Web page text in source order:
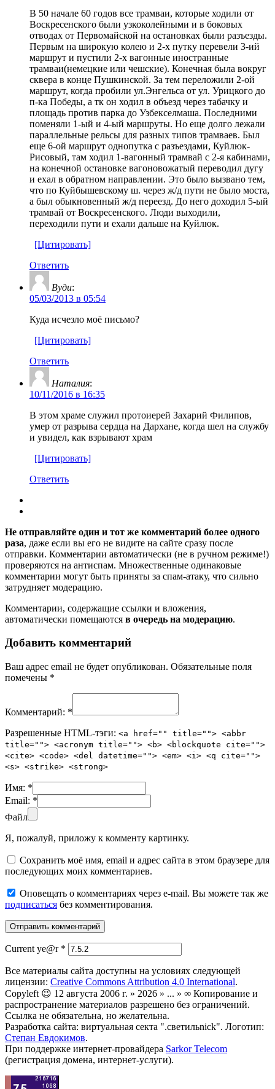
В 50 начале 60 годов все трамваи, которые ходили от
Воскресенского были узкоколейными и в боковых
отводах от Первомайской на остановках были разъезды.
Первым на широкую колею и 2-х путку перевели 3-ий
маршрут и пустили 2-х вагонные иностранные
трамваи(немецкие или чешские). Конечная была вокруг
сквера в конце Пушкинской. За тем переложили 2-ой
маршрут, когда пробили ул.Энгельса от ул. Урицкого до
п-ка Победы, а тк он ходил в объезд через табачку и
площадь против парка до Узбекселмаша. Последними
поменяли 1-ый и 4-ый маршруты. Но еще долго лежали
параллельные рельсы для разных типов трамваев. Был
еще 6-ой маршрут однопутка с разъездами, Куйлюк-
Рисовый, там ходил 1-вагонный трамвай с 2-я кабинами,
на конечной остановке вагоновожатый переводил дугу
и ехал в обратном направлении. Это было вызвано тем,
что по Куйбышевскому ш. через ж/д пути не было моста,
а был обыкновенный ж/д переезд. До него доходил 5-ый
трамвай от Воскресенского. Люди выходили,
переходили пути и ехали дальше на Куйлюк.
[Цитировать]
Ответить
Вуди:
05/03/2013 в 05:54
Куда исчезло моё письмо?
[Цитировать]
Ответить
Наталия:
10/11/2016 в 16:35
В этом храме служил протоиерей Захарий Филипов,
умер от разрыва сердца на Дархане, когда шел на службу
и увидел, как взрывают храм
[Цитировать]
Ответить
Не отправляйте один и тот же комментарий более одного
раза, даже если вы его не видите на сайте сразу после
отправки. Комментарии автоматически (не в ручном режиме!)
проверяются на антиспам. Множественные одинаковые
комментарии могут быть приняты за спам-атаку, что сильно
затрудняет модерацию.
Комментарии, содержащие ссылки и вложения,
автоматически помещаются в очередь на модерацию.
Добавить комментарий
Ваш адрес email не будет опубликован. Обязательные поля
помечены *
Комментарий: *
Разрешенные HTML-тэги: <a href="" title=""> <abbr
title=""> <acronym title=""> <b> <blockquote cite="">
<cite> <code> <del datetime=""> <em> <i> <q cite="">
<s> <strike> <strong>
Имя: *
Email: *
Файл
Я, пожалуй, приложу к комменту картинку.
Сохранить моё имя, email и адрес сайта в этом браузере для
последующих моих комментариев.
Оповещать о комментариях через e-mail. Вы можете так же
подписаться без комментирования.
Current ye@r *
Все материалы сайта доступны на условиях следующей
лицензии: Creative Commons Attribution 4.0 International.
Copyleft 😉 12 августа 2006 г. » 2026 » ... » ∞ Копирование и
распространение материалов разрешено без ограничений.
Ссылка не обязательна, но желательна.
Разработка сайта: виртуальная секта ".светильnick". Логотип:
Степан Евдокимов.
При поддержке интернет-провайдера Sarkor Telecom
(регистрация домена, интернет-услуги).